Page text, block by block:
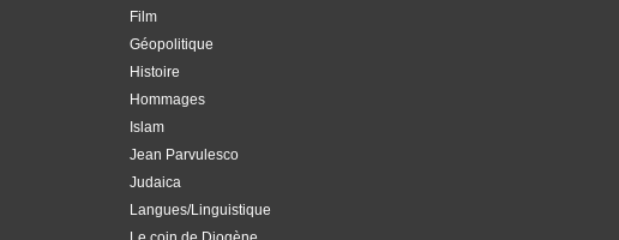
Film
Géopolitique
Histoire
Hommages
Islam
Jean Parvulesco
Judaica
Langues/Linguistique